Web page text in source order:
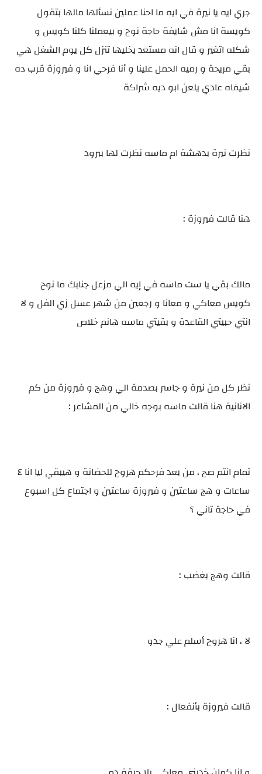
جري ايه يا نيرة في ايه ما احنا عملين نسألها مالها بتقول
كويسة انا مش شايفة حاجة نوح و بيعملنا كلنا كويس و
شكله اتغير و قال انه مستعد يخليها تنزل كل يوم الشغل هي
بقي مريحة و رميه الحمل علينا و أنا فرحي انا و فيروزة قرب ده
شيفاه عادي يلعن ابو ديه شراكة
نظرت نيرة بدهشة ام ماسه نظرت لها ببرود
هنا قالت فيروزة :
مالك بقي يا ست ماسه في إيه الي مزعل جنابك ما نوح
كويس معاكي و معانا و رجعين من شهر عسل زي الفل و لا
انتي حبيتي القاعدة و بقيتي ماسه هانم خلاص
نظر كل من نيرة و جاسر بصدمة الي وهج و فيروزة من كم
الانانية هنا قالت ماسه بوجه خالي من المشاعر :
تمام انتم صح ، من بعد فرحكم هروح للحضانة و هيبقي ليا انا ٤
ساعات و هج ساعتين و فيروزة ساعتين و اجتماع كل اسبوع
في حاجة تاني ؟
قالت وهج بغضب :
لا ، انا هروح أسلم علي جدو
قالت فيروزة بأنفعال :